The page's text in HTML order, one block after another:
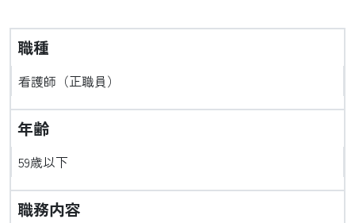
職種
看護師（正職員）
年齢
59歳以下
職務内容